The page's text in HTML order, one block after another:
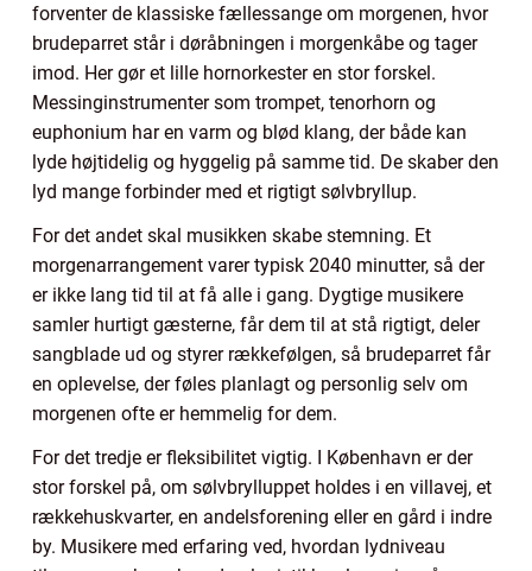
forventer de klassiske fællessange om morgenen, hvor
brudeparret står i døråbningen i morgenkåbe og tager
imod. Her gør et lille hornorkester en stor forskel.
Messinginstrumenter som trompet, tenorhorn og
euphonium har en varm og blød klang, der både kan
lyde højtidelig og hyggelig på samme tid. De skaber den
lyd mange forbinder med et rigtigt sølvbryllup.
For det andet skal musikken skabe stemning. Et
morgenarrangement varer typisk 2040 minutter, så der
er ikke lang tid til at få alle i gang. Dygtige musikere
samler hurtigt gæsterne, får dem til at stå rigtigt, deler
sangblade ud og styrer rækkefølgen, så brudeparret får
en oplevelse, der føles planlagt og personlig selv om
morgenen ofte er hemmelig for dem.
For det tredje er fleksibilitet vigtig. I København er der
stor forskel på, om sølvbrylluppet holdes i en villavej, et
rækkehuskvarter, en andelsforening eller en gård i indre
by. Musikere med erfaring ved, hvordan lydniveau